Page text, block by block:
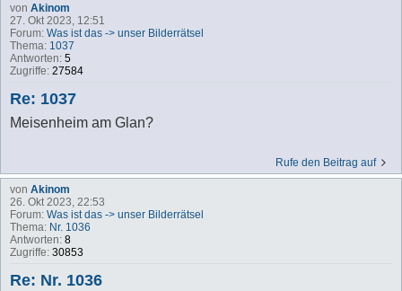
von Akinom
27. Okt 2023, 12:51
Forum: Was ist das -> unser Bilderrätsel
Thema: 1037
Antworten: 5
Zugriffe: 27584
Re: 1037
Meisenheim am Glan?
Rufe den Beitrag auf
von Akinom
26. Okt 2023, 22:53
Forum: Was ist das -> unser Bilderrätsel
Thema: Nr. 1036
Antworten: 8
Zugriffe: 30853
Re: Nr. 1036